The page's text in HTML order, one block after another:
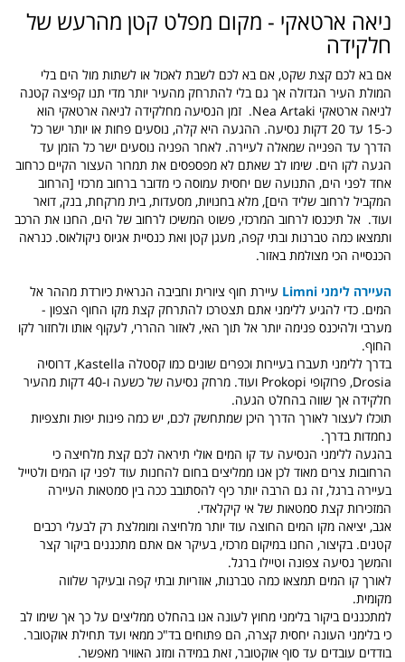
ניאה ארטאקי - מקום מפלט קטן מהרעש של
חלקידה
אם בא לכם קצת שקט, אם בא לכם לשבת לאכול או לשתות מול הים בלי
המולת העיר הגדולה אך גם בלי להתרחק מהעיר יותר מדי תנו קפיצה קטנה
לניאה ארטאקי Nea Artaki.
זמן הנסיעה מחלקידה לניאה ארטאקי הוא
כ-15 עד 20 דקות נסיעה. ההגעה היא קלה, נוסעים פחות או יותר ישר כל
הדרך עד הפנייה שמאלה לעיירה. לאחר הפניה נוסעים ישר כל הזמן עד
הגעה לקו הים. שימו לב שאתם לא מפספסים את תמרור העצור הקיים כרחוב
אחד לפני הים, התנועה שם יחסית עמוסה כי מדובר ברחוב מרכזי [הרחוב
המקביל לרחוב שליד הים], מלא בחנויות, מסעדות, בית מרקחת, בנק, דואר
ועוד. אל תיכנסו לרחוב המרכזי, פשוט המשיכו לרחוב של הים, החנו את הרכב
ותמצאו כמה טברנות ובתי קפה, מעגן קטן ואת כנסיית אגיוס ניקולאוס. כנראה
הכנסייה הכי מצולמת באזור.
העיירה לימני Limni
עיירת חוף ציורית וחביבה הנראית כיורדת מההר אל
המים. כדי להגיע ללימני אתם תצטרכו להתרחק קצת מקו החוף הצפון -
מערבי ולהיכנס פנימה יותר אל תוך האי, לאזור ההררי, לעקוף אותו ולחזור לקו
החוף.
בדרך ללימני תעברו בעיירות וכפרים שונים כמו קסטלה Kastella, דרוסיה
Drosia, פרוקופי Prokopi ועוד. מרחק נסיעה של כשעה ו-40 דקות מהעיר
חלקידה אך שווה בהחלט הגעה.
תוכלו לעצור לאורך הדרך היכן שמתחשק לכם, יש כמה פינות יפות ותצפיות
נחמדות בדרך.
בהגעה ללימני הנסיעה עד קו המים אולי תיראה לכם קצת מלחיצה כי
הרחובות צרים מאוד לכן אנו ממליצים בחום להחנות עוד לפני קו המים ולטייל
בעיירה ברגל, זה גם הרבה יותר כיף להסתובב ככה בין סמטאות העיירה
המזכירות קצת סמטאות של אי קיקלאדי.
אגב, יציאה מקו המים החוצה עוד יותר מלחיצה ומומלצת רק לבעלי רכבים
קטנים. בקיצור, החנו במיקום מרכזי, בעיקר אם אתם מתכננים ביקור קצר
והמשך נסיעה צפונה וטיילו ברגל.
לאורך קו המים תמצאו כמה טברנות, אוזריות ובתי קפה ובעיקר שלווה
מקומית.
למתכננים ביקור בלימני מחוץ לעונה אנו בהחלט ממליצים על כך אך שימו לב
כי בלימני העונה יחסית קצרה, הם פתוחים בד"כ ממאי ועד תחילת אוקטובר.
בודדים עובדים עד סוף אוקטובר, זאת במידה ומזג האוויר מאפשר.